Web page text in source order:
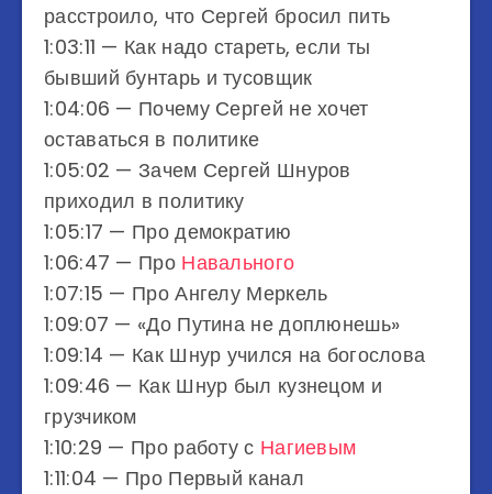
расстроило, что Сергей бросил пить
1:03:11​ — Как надо стареть, если ты
бывший бунтарь и тусовщик
1:04:06​ — Почему Сергей не хочет
оставаться в политике
1:05:02​ — Зачем Сергей Шнуров
приходил в политику
1:05:17​ — Про демократию
1:06:47​ — Про Навального
1:07:15​ — Про Ангелу Меркель
1:09:07​ — «До Путина не доплюнешь»
1:09:14​ — Как Шнур учился на богослова
1:09:46​ — Как Шнур был кузнецом и
грузчиком
1:10:29​ — Про работу с Нагиевым
1:11:04​ — Про Первый канал